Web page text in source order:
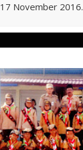
November 2016.